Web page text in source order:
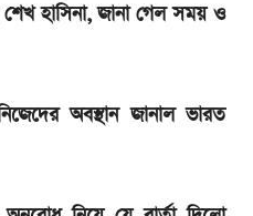
হাসিনা, জানা গেল সময় ও
অবস্থান জানাল ভারত